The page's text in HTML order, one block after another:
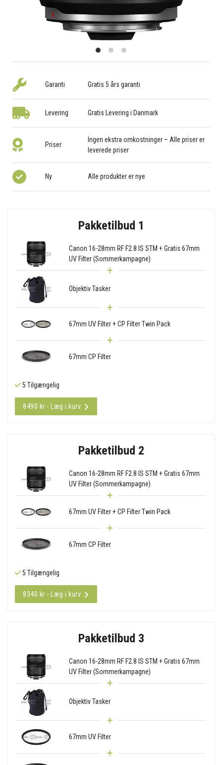
Garanti Gratis 5 års garanti
Levering Gratis Levering i Danmark
Priser
Ingen ekstra omkostninger – Alle priser er
leverede priser
Ny Alle produkter er nye
Pakketilbud 1
Canon 16-28mm RF F2.8 IS STM + Gratis 67mm
UV Filter (Sommerkampagne)
Objektiv Tasker
67mm UV Filter + CP Filter Twin Pack
67mm CP Filter
5 Tilgængelig
8490 kr - Læg i kurv
Pakketilbud 2
Canon 16-28mm RF F2.8 IS STM + Gratis 67mm
UV Filter (Sommerkampagne)
67mm UV Filter + CP Filter Twin Pack
67mm CP Filter
5 Tilgængelig
8340 kr - Læg i kurv
Pakketilbud 3
Canon 16-28mm RF F2.8 IS STM + Gratis 67mm
UV Filter (Sommerkampagne)
Objektiv Tasker
67mm UV Filter